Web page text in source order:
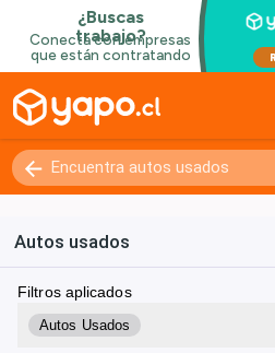
Autos usados
Filtros aplicados
Autos Usados